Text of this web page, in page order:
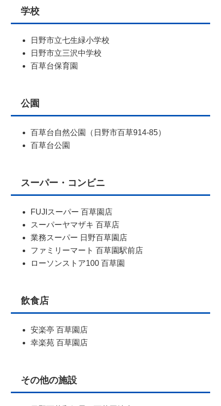
学校
日野市立七生緑小学校
日野市立三沢中学校
百草台保育園
公園
百草台自然公園（日野市百草914-85）
百草台公園
スーパー・コンビニ
FUJIスーパー 百草園店
スーパーヤマザキ 百草店
業務スーパー 日野百草園店
ファミリーマート 百草園駅前店
ローソンストア100 百草園
飲食店
安楽亭 百草園店
幸楽苑 百草園店
その他の施設